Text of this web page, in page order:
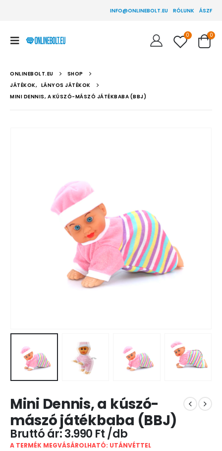
INFO@ONLINEBOLT.EU RÓLUNK ÁSZF
0 0
ONLINEBOLT.EU
SHOP
JÁTÉKOK, LÁNYOS JÁTÉKOK
MINI DENNIS, A KÚSZÓ-MÁSZÓ JÁTÉKBABA (BBJ)
Mini Dennis, a kúszó-
mászó játékbaba (BBJ)
3.990 Ft
A TERMÉK MEGVÁSÁROLHATÓ: UTÁNVÉTTEL